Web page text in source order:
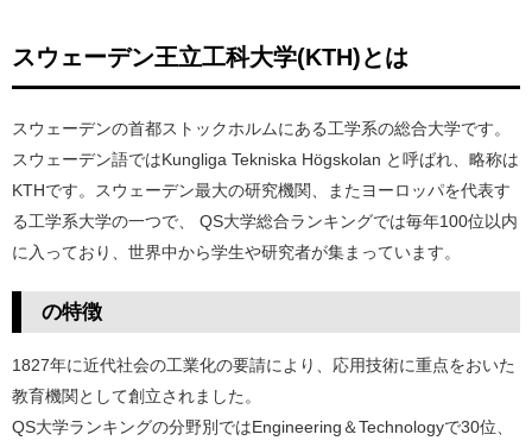
スウェーデン王立工科大学(KTH)とは
スウェーデンの首都ストックホルムにある工学系の総合大学です。
スウェーデン語ではKungliga Tekniska Högskolan と呼ばれ、略称は
KTHです。スウェーデン最大の研究機関、またヨーロッパを代表す
る工学系大学の一つで、 QS大学総合ランキングでは毎年100位以内
に入っており、世界中から学生や研究者が集まっています。
の特徴
1827年に近代社会の工業化の要請により、応用技術に重点をおいた
教育機関として創立されました。
QS大学ランキングの分野別ではEngineering＆Technologyで30位、